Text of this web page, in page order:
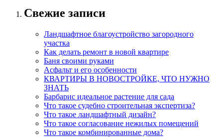
Свежие записи
Ландшафтное благоустройство загородного
участка
Как делать ремонт в новой квартире
Баня своими руками
Асфальт и его особенности
КВАРТИРЫ В НОВОСТРОЙКЕ, ЧТО НУЖНО
ЗНАТЬ
Барбарис идеальное растение для сада
Что такое судебно строительная экспертиза?
Что такое ландшафтный дизайн?
Что такое согласование нежилых помещений
Что такое комбинированные дома?